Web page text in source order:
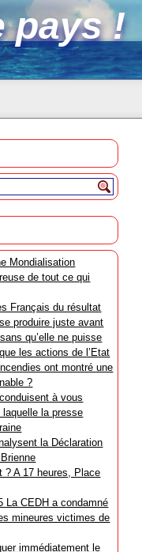
pays !
Mondialisation
de tout ce qui
Français du résultat
produire juste avant
qu’elle ne puisse
les actions de l’Etat
ont montré une
?
à vous
la presse
la Déclaration
? A 17 heures, Place
La CEDH a condamné
mineures victimes de
immédiatement le